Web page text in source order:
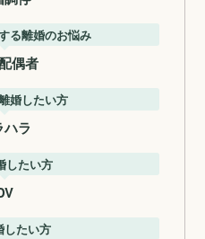
る離婚のお悩み
偶者
婚したい方
ハラ
したい方
したい方